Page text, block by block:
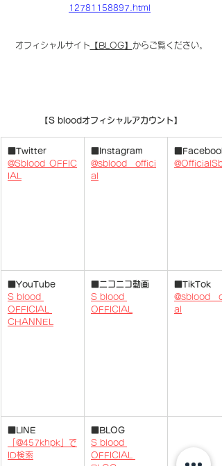
12781158897.html
オフィシャルサイト 【BLOG】 からご覧ください。
【S bloodオフィシャルアカウント】
■Twitter
@Sblood_OFFIC
IAL
■Instagram
@sblood__offici
al
■Facebook
■YouTube
S blood
OFFICIAL
CHANNEL
■ニコニコ動画
S blood
OFFICIAL
■TikTok
al
LINE
「@457khpk」で
ID検索
■BLOG
S blood
OFFICIAL